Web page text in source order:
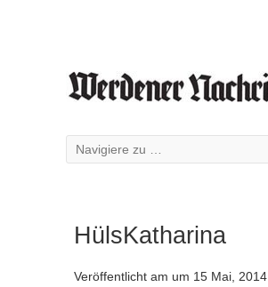
HülsKatharina
Veröffentlicht am um 15 Mai, 2014